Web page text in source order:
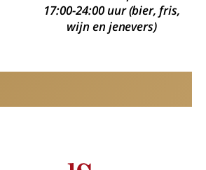
17:00-24:00 uur (bier, fris,
wijn en jenevers)